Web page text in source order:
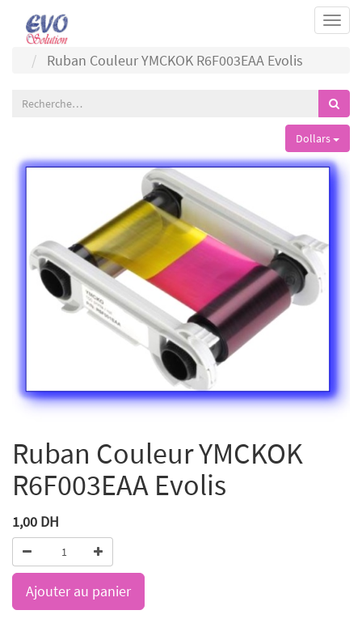
Ruban Couleur YMCKOK R6F003EAA Evolis
Dollars
Ruban Couleur YMCKOK
R6F003EAA Evolis
1,00 DH
Ajouter au panier